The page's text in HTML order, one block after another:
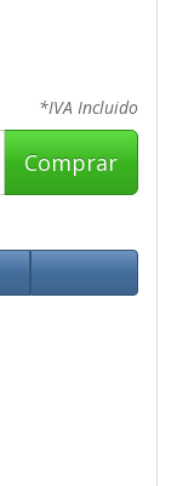
*IVA Incluido
Comprar